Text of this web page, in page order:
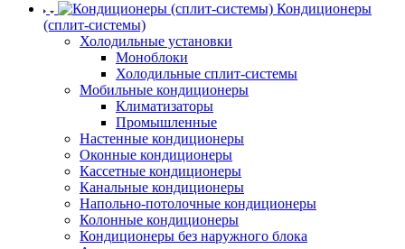
Кондиционеры
(сплит-системы)
Холодильные установки
Моноблоки
Холодильные сплит-системы
Мобильные кондиционеры
Климатизаторы
Промышленные
Настенные кондиционеры
Оконные кондиционеры
Кассетные кондиционеры
Канальные кондиционеры
Напольно-потолочные кондиционеры
Колонные кондиционеры
Кондиционеры без наружного блока